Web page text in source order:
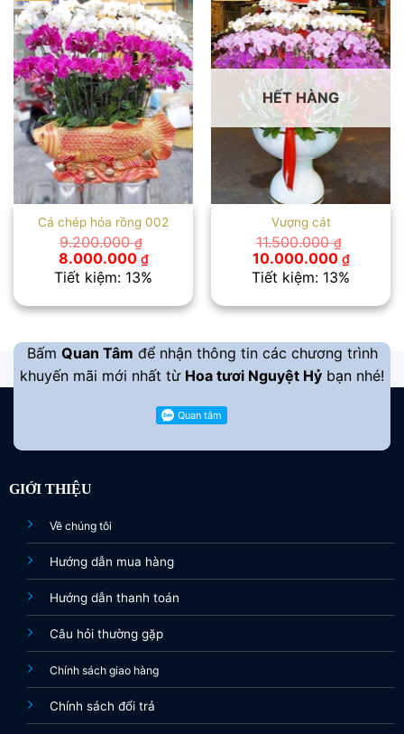
Cá chép hóa rồng 002
9.200.000₫
Giá
gốc
là:
8.000.000 ₫Giá
hiện
tại
8.000.000 ₫.
Tiết kiệm: 13%
HẾT HÀNG
Vượng cát
11.500.000₫
Giá
gốc
là:
10.000.000 ₫Giá
hiện
tại
Tiết kiệm: 13%
Bấm Quan Tâm để nhận thông tin các chương trình
khuyến mãi mới nhất từ Hoa tươi Nguyệt Hỷ bạn nhé!
GIỚI THIỆU
Về chúng tôi
Hướng dẫn mua hàng
Hướng dẫn thanh toán
Câu hỏi thường gặp
Chính sách giao hàng
Chính sách đổi trả